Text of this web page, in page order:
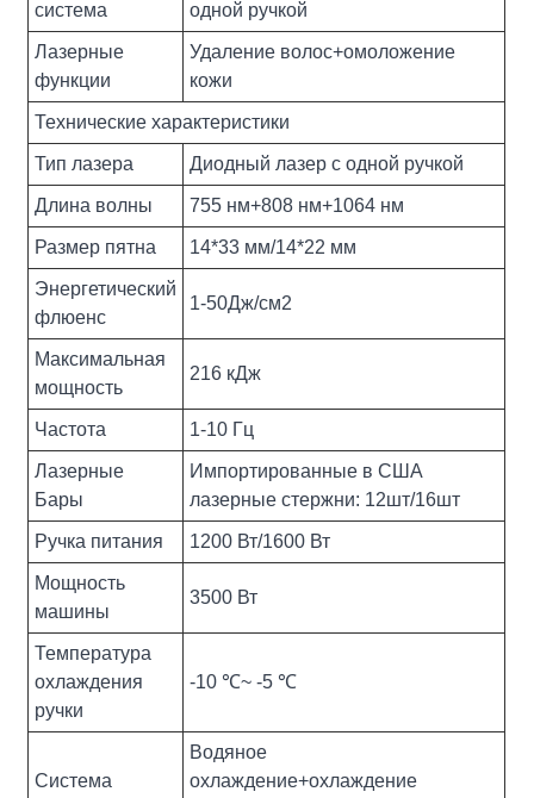
система одной ручкой
Лазерные
функции
Удаление волос+омоложение
кожи
Технические характеристики
Тип лазера Диодный лазер с одной ручкой
Длина волны 755 нм+808 нм+1064 нм
Размер пятна 14*33 мм/14*22 мм
Энергетический
флюенс
1-50Дж/см2
Максимальная
мощность
216 кДж
Частота 1-10 Гц
Лазерные
Бары
Импортированные в США
лазерные стержни: 12шт/16шт
Ручка питания 1200 Вт/1600 Вт
Мощность
машины
3500 Вт
Температура
охлаждения
ручки
-10 ℃~ -5 ℃
Система
Водяное
охлаждение+охлаждение